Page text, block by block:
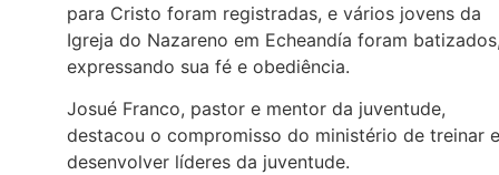
para Cristo foram registradas, e vários jovens da
Igreja do Nazareno em Echeandía foram
expressando sua fé e obediência.
Josué Franco, pastor e mentor da juventude,
destacou o compromisso do ministério de treinar e
desenvolver líderes da juventude.